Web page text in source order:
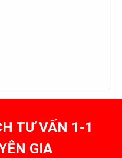
TƯ VẤN 1-1
GIA